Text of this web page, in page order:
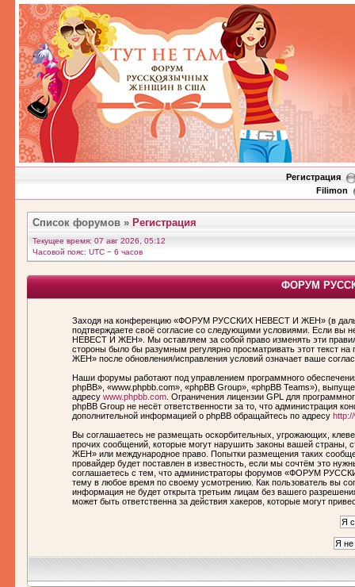
Регистрация
Filimon
Список форумов » Регистрация
Текущее время: 07 авг 2026, 05:12
Часовой пояс: UTC − 6 часов
ФОРУМ
Заходя на конференцию «ФОРУМ РУССКИХ НЕВЕСТ И ЖЕН» (в
подтверждаете своё согласие со следующими условиями. Если
НЕВЕСТ И ЖЕН». Мы оставляем за собой право изменять эти
стороны было бы разумным регулярно просматривать этот текст
ЖЕН» после обновления/исправления условий означает ваше
Наши форумы работают под управлением программного
phpBB», «www.phpbb.com», «phpBB Group», «phpBB Teams»),
адресу www.phpbb.com . Ограничения лицензии GPL для
phpBB Group не несёт ответственности за то, что администрация
дополнительной информацией о phpBB обращайтесь по адресу
Вы соглашаетесь не размещать оскорбительных, угрожающих,
прочих сообщений, которые могут нарушить законы вашей
ЖЕН» или международное право. Попытки размещения таких
провайдер будет поставлен в известность, если мы сочтём это
соглашаетесь с тем, что администраторы форумов «ФОРУМ
тему в любое время по своему усмотрению. Как пользователь вы
информация не будет открыта третьим лицам без вашего
может быть ответственна за действия хакеров, которые могут